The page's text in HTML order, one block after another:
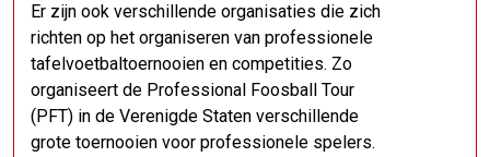
Er zijn ook verschillende organisaties die zich
richten op het organiseren van professionele
tafelvoetbaltoernooien en competities. Zo
organiseert de Professional Foosball Tour
(PFT) in de Verenigde Staten verschillende
grote toernooien voor professionele spelers.